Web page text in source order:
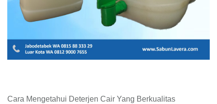
Cara Mengetahui Deterjen Cair Yang Berkualitas